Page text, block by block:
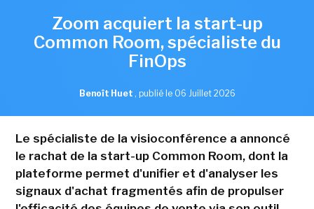
Zoom acquiert la start-up
Common Room, spécialiste du
FinOps
Benoît Huet , publié le 06 Juillet 2026
Le spécialiste de la visioconférence a annoncé
le rachat de la start-up Common Room, dont la
plateforme permet d'unifier et d'analyser les
signaux d'achat fragmentés afin de propulser